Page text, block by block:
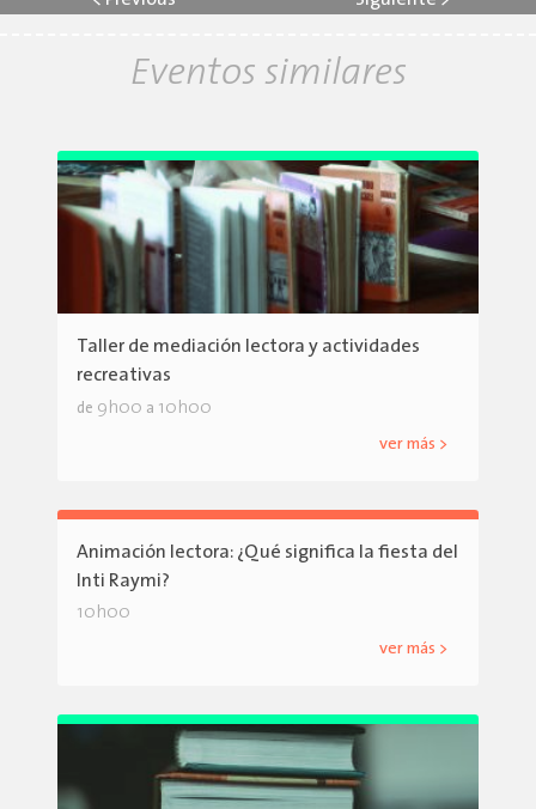
Eventos similares
Taller de mediación lectora y actividades
recreativas
de 9h00 a 10h00
ver más >
Animación lectora: ¿Qué significa la fiesta del
Inti Raymi?
10h00
ver más >